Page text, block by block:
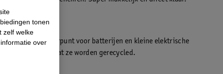
WeCycle inleverpunt voor batterijen en kleine elektrische
inleveren zodat ze worden gerecycled.
tonen
zelf welke
over